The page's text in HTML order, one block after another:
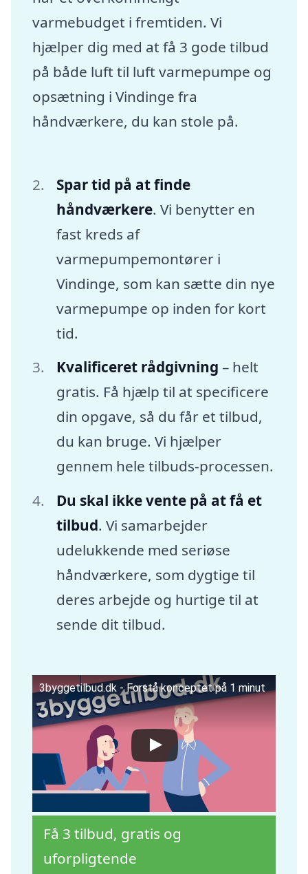
varmebudget i fremtiden. Vi
hjælper dig med at få 3 gode tilbud
på både luft til luft varmepumpe og
opsætning i Vindinge fra
håndværkere, du kan stole på.
Spar tid på at finde
håndværkere. Vi benytter en
fast kreds af
varmepumpemontører i
Vindinge, som kan sætte din nye
varmepumpe op inden for kort
tid.
Kvalificeret rådgivning – helt
gratis. Få hjælp til at specificere
din opgave, så du får et tilbud,
du kan bruge. Vi hjælper
gennem hele tilbuds-processen.
Du skal ikke vente på at få et
tilbud. Vi samarbejder
udelukkende med seriøse
håndværkere, som dygtige til
deres arbejde og hurtige til at
sende dit tilbud.
3byggetilbud.dk - Forstå konceptet på 1 minut
Få 3 tilbud, gratis og
uforpligtende